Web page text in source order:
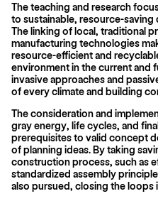
The teaching and research
to sustainable, resource-
The linking of local, traditional
manufacturing technologies
resource-efficient and
environment in the current and
invasive approaches and
of every climate and building
The consideration and
gray energy, life cycles, and
prerequisites to valid concept
of planning ideas. By taking
construction process, such as
standardized assembly
also pursued, closing the loops